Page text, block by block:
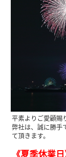
平素よりご愛顧賜
弊社は、誠に勝手
て頂きます。
《夏季休業